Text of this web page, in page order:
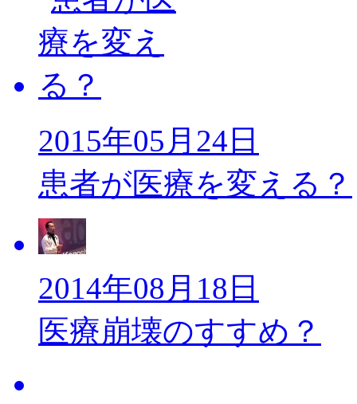
2015年05月24日
患者が医療を変える？
2014年08月18日
医療崩壊のすすめ？